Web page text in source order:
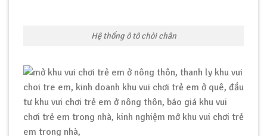
Hệ thống ô tô chòi chân